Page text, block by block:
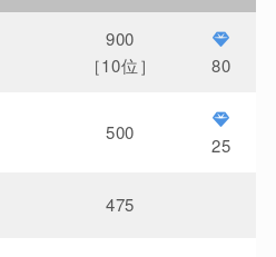
900
［10位］
80
500
25
475